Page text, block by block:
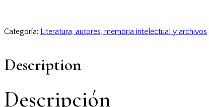
Categoría: Literatura, autores, memoria intelectual y archivos
Description
Descripción